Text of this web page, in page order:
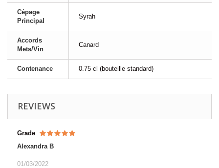
Cépage
Principal
Syrah
Accords
Mets/Vin
Canard
Contenance 0.75 cl (bouteille standard)
REVIEWS
Grade
Alexandra B
01/03/2022